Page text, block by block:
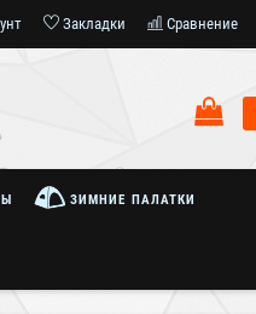
Закладки Сравнение
ЗИМНИЕ ПАЛАТКИ